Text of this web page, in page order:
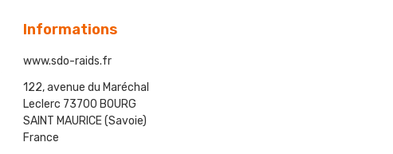
Informations
www.sdo-raids.fr
122, avenue du Maréchal
Leclerc 73700 BOURG
SAINT MAURICE (Savoie)
France